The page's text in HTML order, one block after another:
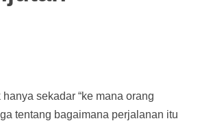
sekadar “ke mana orang
tentang bagaimana perjalanan itu